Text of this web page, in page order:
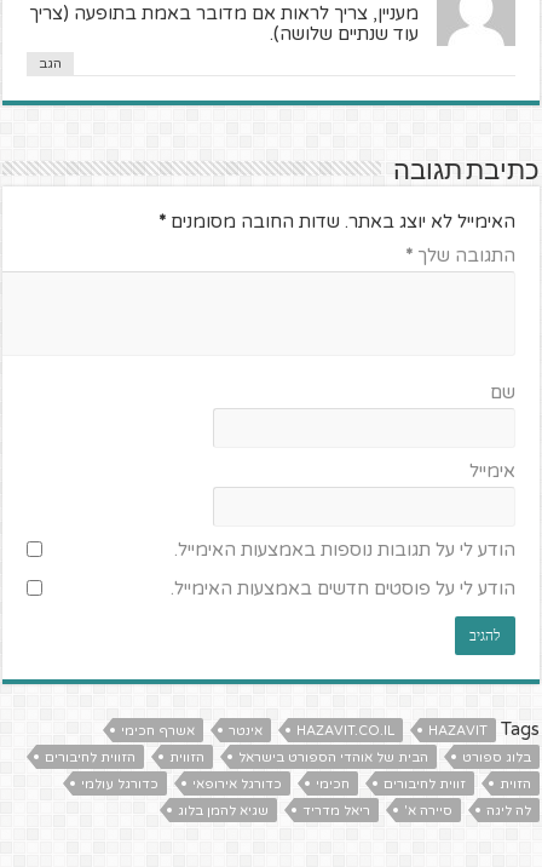
מעניין, צריך לראות אם מדובר באמת בתופעה (צריך
עוד שנתיים שלושה).
הגב
כתיבת תגובה
האימייל לא יוצג באתר. שדות החובה מסומנים*
התגובה שלך*
שם
אימייל
הודע לי על תגובות נוספות באמצעות האימייל.
הודע לי על פוסטים חדשים באמצעות האימייל.
Tags
HAZAVIT
HAZAVIT.CO.IL אינטר
אשרף חכימי
בלוג ספורט
הבית של אוהדי הספורט בישראל הזווית
הזווית לחיבורים
הזוית
זווית לחיבורים חכימי כדורגל אירופאי
כדורגל עולמי
לה ליגה
סיירה א' ריאל מדריד שגיא להמן בלוג